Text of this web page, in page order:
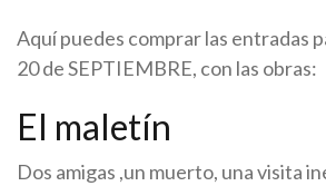
Aquí puedes comprar las entradas
20 de SEPTIEMBRE, con las obras:
El maletín
Dos amigas ,un muerto, una visita